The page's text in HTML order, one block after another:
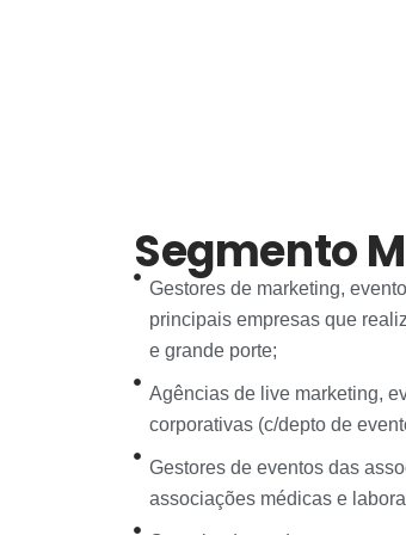
Segmento
Gestores de marketing,
principais empresas que
e grande porte;
Agências de live marketing,
corporativas (c/depto de
Gestores de eventos das
associações médicas e